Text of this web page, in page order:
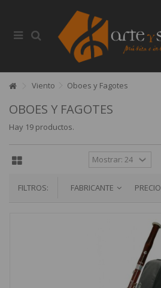
Viento Oboes y Fagotes
OBOES Y FAGOTES
Hay 19 productos.
FILTROS: FABRICANTE PRECIO